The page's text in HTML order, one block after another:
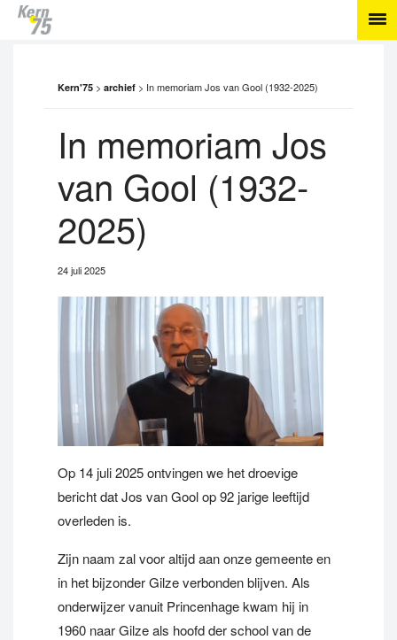
Kern'75 > archief > In memoriam Jos van Gool (1932-2025)
In memoriam Jos
van Gool (1932-
2025)
24 juli 2025
Op 14 juli 2025 ontvingen we het droevige
bericht dat Jos van Gool op 92 jarige leeftijd
overleden is.
Zijn naam zal voor altijd aan onze gemeente en
in het bijzonder Gilze verbonden blijven. Als
onderwijzer vanuit Princenhage kwam hij in
1960 naar Gilze als hoofd der school van de